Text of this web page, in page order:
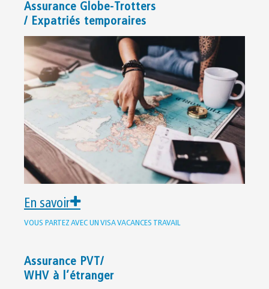
Assurance Globe-Trotters
/ Expatriés temporaires
En savoir
VOUS PARTEZ AVEC UN VISA VACANCES TRAVAIL
Assurance PVT/
WHV à l’étranger